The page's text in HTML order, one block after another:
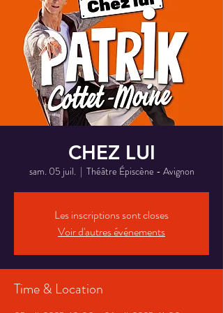
CHEZ LUI
sam. 05 juil.
  |
Théâtre Épiscène - Avignon
Les inscriptions sont closes
Voir d'autres événements
Time & Location